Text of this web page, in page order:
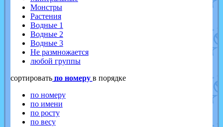
Монстры
Растения
Водные 1
Водные 2
Водные 3
Не размножается
любой группы
cортировать по номеру в порядке
по номеру
по имени
по росту
по весу